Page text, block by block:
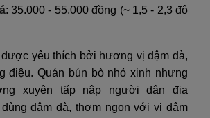
: 35.000 - 55.000 đồng (~ 1,5 - 2,3 đô
được yêu thích bởi hương vị đậm đà,
điệu. Quán bún bò nhỏ xinh nhưng
xuyên tấp nập người dân địa
đậm đà, thơm ngon với vị đậm